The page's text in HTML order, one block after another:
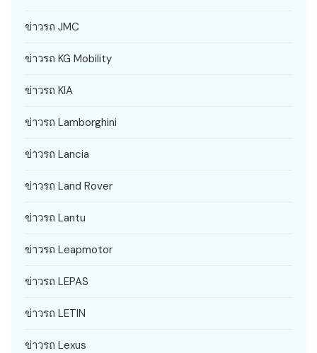
ข่าวรถ JMC
ข่าวรถ KG Mobility
ข่าวรถ KIA
ข่าวรถ Lamborghini
ข่าวรถ Lancia
ข่าวรถ Land Rover
ข่าวรถ Lantu
ข่าวรถ Leapmotor
ข่าวรถ LEPAS
ข่าวรถ LETIN
ข่าวรถ Lexus